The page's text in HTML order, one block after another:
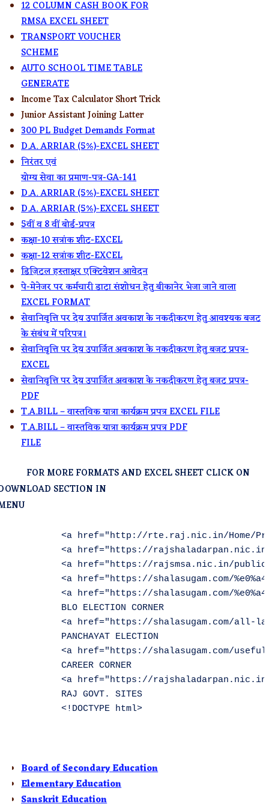
12 COLUMN CASH BOOK FOR
RMSA EXCEL SHEET
TRANSPORT VOUCHER
SCHEME
AUTO SCHOOL TIME TABLE
GENERATE
Income Tax Calculator Short Trick
Junior Assistant Joining Latter
300 PL Budget Demands Format
D.A. ARRIAR (5%)-EXCEL SHEET
निरंतर एवं
योग्य सेवा का प्रमाण-पत्र-GA-141
D.A. ARRIAR (5%)-EXCEL SHEET
D.A. ARRIAR (5%)-EXCEL SHEET
5वीं व 8 वीं बोर्ड-प्रपत्र
कक्षा-10 सत्रांक शीट-EXCEL
कक्षा-12 सत्रांक शीट-EXCEL
डिज़िटल हस्ताक्षर एक्टिवेशन आवेदन
पे-मेनेजर पर कर्मचारी डाटा संशोधन हेतु बीकानेर भेजा जाने वाला
EXCEL FORMAT
सेवानिवृत्ति पर देय उपार्जित अवकाश के नकदीकरण हेतु आवश्यक बजट
के संबंध में परिपत्र।
सेवानिवृत्ति पर देय उपार्जित अवकाश के नकदीकरण हेतु बजट प्रपत्र-
EXCEL
सेवानिवृत्ति पर देय उपार्जित अवकाश के नकदीकरण हेतु बजट प्रपत्र-
PDF
T.A.BILL – वास्तविक यात्रा कार्यक्रम प्रपत्र EXCEL FILE
T.A.BILL – वास्तविक यात्रा कार्यक्रम प्रपत्र PDF
FILE
MORE FORMATS AND EXCEL SHEET CLICK ON
SECTION IN
<a href="http://rte.raj.nic.in/
<a href="https://
<a href="https://rajsmsa.nic.in/
<a href="https://shalasugam.com/
<a href="https://shalasugam.com/
        BLO ELECTION CORNER
<a href="https://shalasugam.com/
        PANCHAYAT ELECTION
<a href="https://shalasugam.com/
        CAREER CORNER
<a href="https://
        RAJ GOVT. SITES
<p text-align:left”=””>
Elementary Education
Sanskrit Education
Rajasthan State Open School